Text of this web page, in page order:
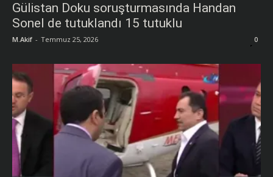
Gülistan Doku soruşturmasında Handan
Sonel de tutuklandı 15 tutuklu
M.Akif - Temmuz 25, 2026 0